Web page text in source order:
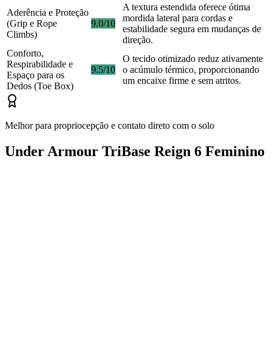
Aderência e Proteção
(Grip e Rope
Climbs)
9.0/10
A textura estendida oferece ótima
mordida lateral para cordas e
estabilidade segura em mudanças de
direção.
Conforto,
Respirabilidade e
Espaço para os
Dedos (Toe Box)
9.5/10
O tecido otimizado reduz ativamente
o acúmulo térmico, proporcionando
um encaixe firme e sem atritos.
Melhor para propriocepção e contato direto com o solo
Under Armour TriBase Reign 6 Feminino